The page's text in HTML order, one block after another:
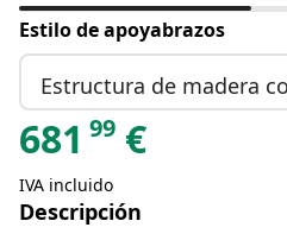
Estilo de apoyabrazos
Estructura de madera
681 99 €
IVA incluido
Descripción